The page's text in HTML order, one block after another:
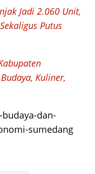
Jadi 2.060 Unit,
Putus
Kuliner,
dan-
sumedang